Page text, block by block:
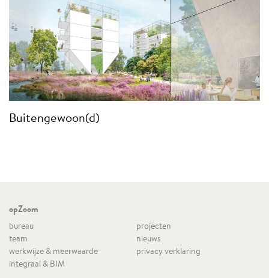
Buitengewoon(d)
opZoom
bureau
projecten
team
nieuws
werkwijze & meerwaarde
privacy verklaring
integraal & BIM